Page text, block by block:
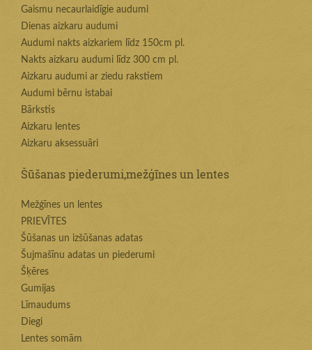
Gaismu necaurlaidīgie audumi
Dienas aizkaru audumi
Audumi nakts aizkariem līdz 150cm pl.
Nakts aizkaru audumi līdz 300 cm pl.
Aizkaru audumi ar ziedu rakstiem
Audumi bērnu istabai
Bārkstis
Aizkaru lentes
Aizkaru aksessuāri
Šūšanas piederumi,mežģīnes un lentes
Mežģīnes un lentes
PRIEVĪTES
Šūšanas un izšūšanas adatas
Šujmašīnu adatas un piederumi
Šķēres
Gumijas
Līmaudums
Diegi
Lentes somām